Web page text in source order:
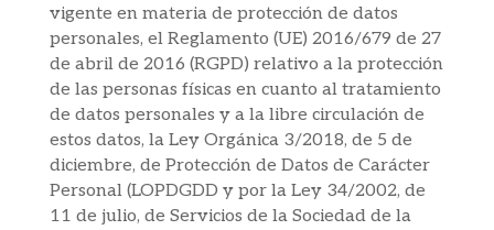
vigente en materia de protección de datos
personales, el Reglamento (UE) 2016/679 de 27
de abril de 2016 (RGPD) relativo a la protección
de las personas físicas en cuanto al tratamiento
de datos personales y a la libre circulación de
estos datos, la Ley Orgánica 3/2018, de 5 de
diciembre, de Protección de Datos de Carácter
Personal (LOPDGDD y por la Ley 34/2002, de
11 de julio, de Servicios de la Sociedad de la